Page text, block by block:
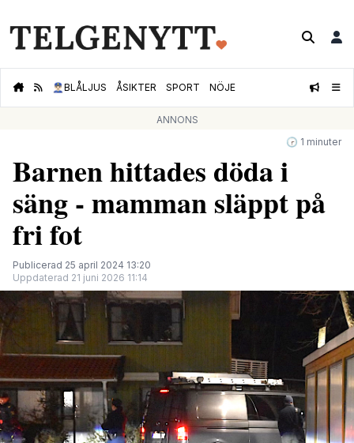
👮🏻‍♂️BLÅLJUS ÅSIKTER SPORT NÖJE
ANNONS
🕝 1 minuter
Barnen hittades döda i
säng - mamman släppt på
fri fot
Publicerad 25 april 2024 13:20
Uppdaterad 21 juni 2026 11:14